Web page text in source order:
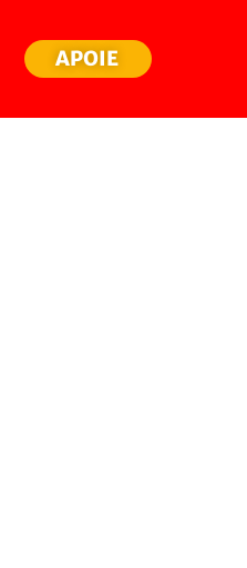
APOIE